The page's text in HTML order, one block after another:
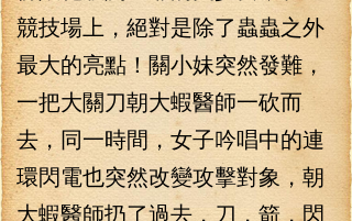
競技場上，絕對是除了蟲蟲之外
最大的亮點！關小妹突然發難，
一把大關刀朝大蝦醫師一砍而
去，同一時間，女子吟唱中的連
環閃電也突然改變攻擊對象，朝
大蝦醫師扔了過去，刀，箭，閃